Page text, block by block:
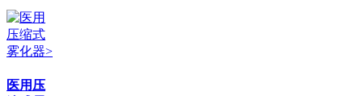
医用压